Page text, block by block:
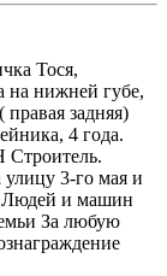
Тося,
на нижней губе,
задняя)
4 года.
Строитель.
3-го мая и
Людей и машин
За любую